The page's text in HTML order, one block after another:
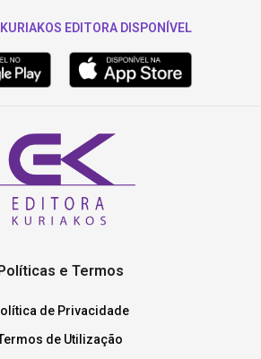
EDITORA DISPONÍVEL
e Termos
de Privacidade
de Utilização